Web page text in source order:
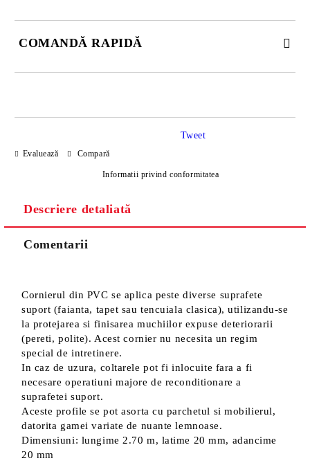
COMANDĂ RAPIDĂ
Sunt de acord cuPolitica de confidentialitate
Noi vă vom contacta pentru finalizarea comenzii.
Evaluează Compară
Informatii privind conformitatea
Tweet
Descriere detaliată
Comentarii
Cornierul din PVC se aplica peste diverse suprafete
suport (faianta, tapet sau tencuiala clasica), utilizandu-se
la protejarea si finisarea muchiilor expuse deteriorarii
(pereti, polite). Acest cornier nu necesita un regim
special de intretinere.
In caz de uzura, coltarele pot fi inlocuite fara a fi
necesare operatiuni majore de reconditionare a
suprafetei suport.
Aceste profile se pot asorta cu parchetul si mobilierul,
datorita gamei variate de nuante lemnoase.
Dimensiuni: lungime 2.70 m, latime 20 mm, adancime
20 mm